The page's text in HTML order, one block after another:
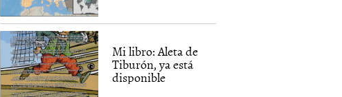
Mi libro: Aleta de
Tiburón, ya está
disponible